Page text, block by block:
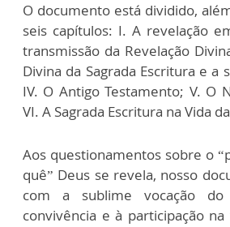
O documento está dividido,
seis capítulos: I. A revelação
transmissão da Revelação
Divina da Sagrada Escritura e a
IV. O Antigo Testamento; V. O
VI. A Sagrada Escritura na Vida
Aos questionamentos sobre o
quê” Deus se revela, nosso
com a sublime vocação
convivência e à participação